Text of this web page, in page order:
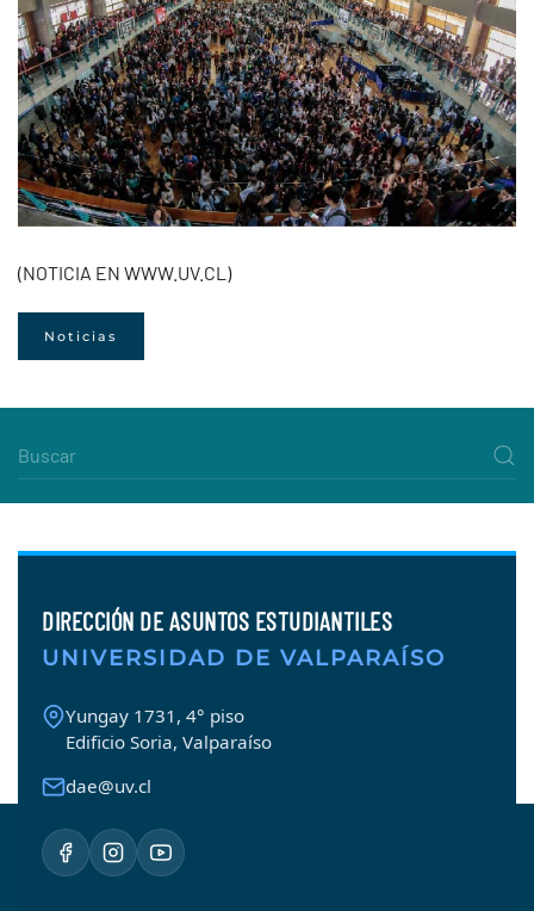
(NOTICIA EN WWW.UV.CL)
Noticias
DIRECCIÓN DE ASUNTOS ESTUDIANTILES
UNIVERSIDAD DE VALPARAÍSO
Yungay 1731, 4° piso
Edificio Soria, Valparaíso
dae@uv.cl